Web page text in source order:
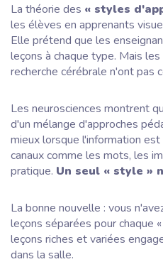
La théorie des « styles
les élèves en apprenants
Elle prétend que les
leçons à chaque type. Mais
recherche cérébrale n'ont pas
Les neurosciences montrent
d'un mélange d'approches
mieux lorsque l'information
canaux comme les mots, les
pratique. Un seul « style »
La bonne nouvelle : vous
leçons séparées pour chaque
leçons riches et variées
dans la salle.